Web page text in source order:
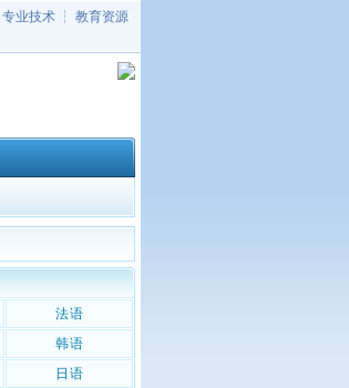
专业技术 ┆ 教育资源
法语
韩语
日语